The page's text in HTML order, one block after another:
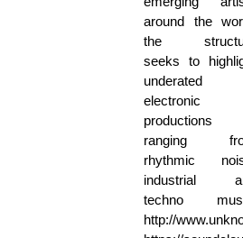
around the
the
seeks to
underated
electronic
productions
ranging
rhythmic
industrial
techno
http://